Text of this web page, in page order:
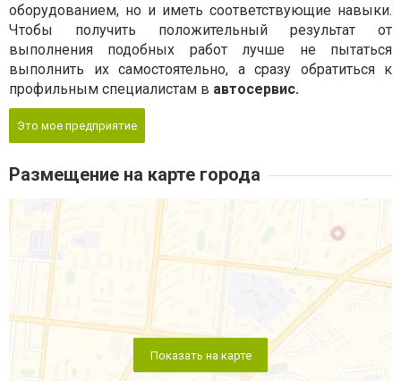
оборудованием, но и иметь соответствующие навыки.
Чтобы получить положительный результат от
выполнения подобных работ лучше не пытаться
выполнить их самостоятельно, а сразу обратиться к
профильным специалистам в автосервис.
Это мое предприятие
Размещение на карте города
Показать на карте